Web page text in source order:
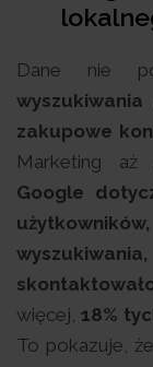
Dane nie
zakupowe
Marketing aż
Google
więcej, 18%
To pokazuje,